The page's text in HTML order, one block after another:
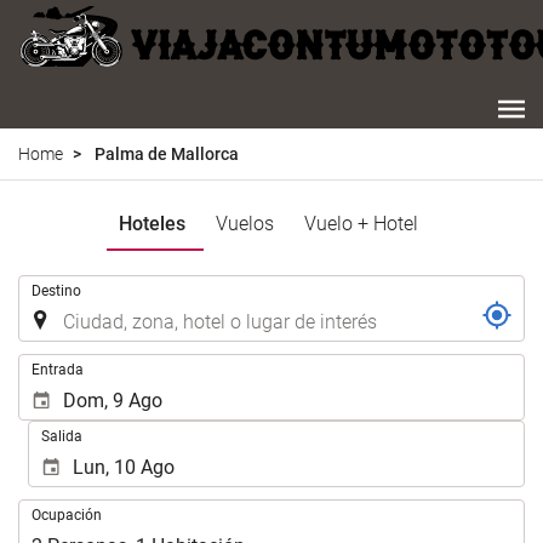
Home Palma de Mallorca
Hoteles Vuelos Vuelo + Hotel
Introduzca
lugar
de
destino
en
que
realizar
Destino
Introduzca
las
fechas
inicio
fin
Entrada
Salida
Ocupación
Ocupación